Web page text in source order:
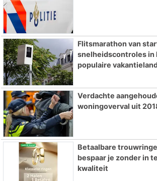
Flitsmarathon van
snelheidscontroles in
populaire
Verdachte
woningoverval uit
Betaalbare
bespaar je zonder in
kwaliteit